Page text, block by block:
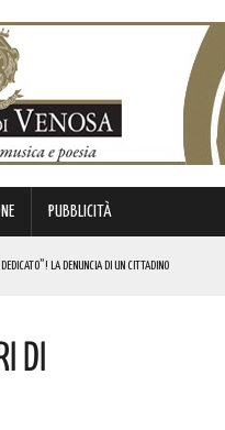
PUBBLICITÀ
LA DENUNCIA DI UN CITTADINO
E STUDENTI. I DETTAGLI
DETTAGLI
Di